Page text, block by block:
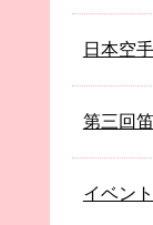
日本空
第三回
イベン